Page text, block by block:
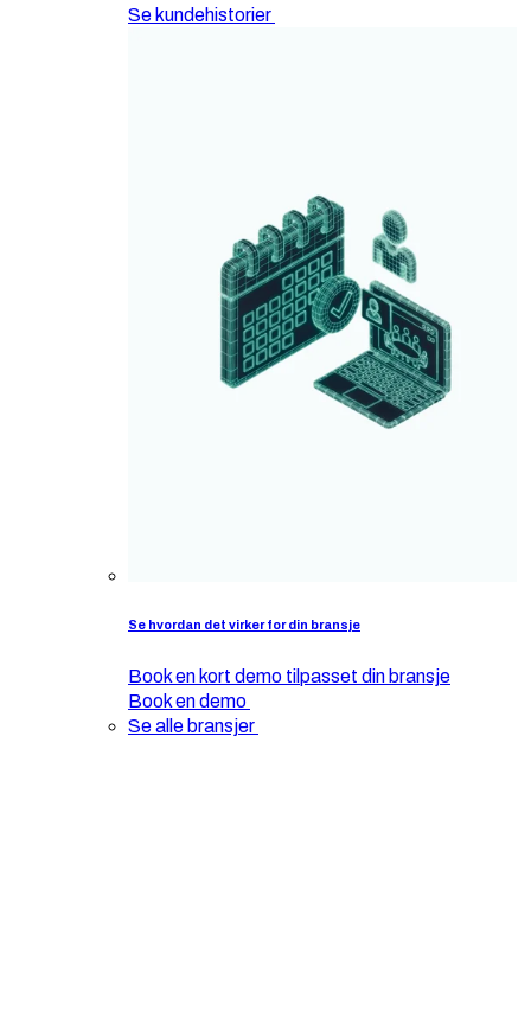
Se kundehistorier
Se hvordan det virker for din bransje
Book en kort demo tilpasset din bransje
Book en demo
Se alle bransjer